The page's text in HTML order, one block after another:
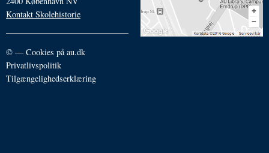
Kontakt Skolehistorie
© —Cookies på au.dk
Privatlivspolitik
Tilgængelighedserklæring